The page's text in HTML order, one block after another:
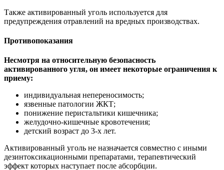
Также активированный уголь используется для
предупреждения отравлений на вредных производствах.
Противопоказания
Несмотря на относительную безопасность
активированного угля, он имеет некоторые ограничения к
приему:
индивидуальная непереносимость;
язвенные патологии ЖКТ;
понижение перистальтики кишечника;
желудочно-кишечные кровотечения;
детский возраст до 3-х лет.
Активированный уголь не назначается совместно с иными
дезинтоксикационными препаратами, терапевтический
эффект которых наступает после абсорбции.